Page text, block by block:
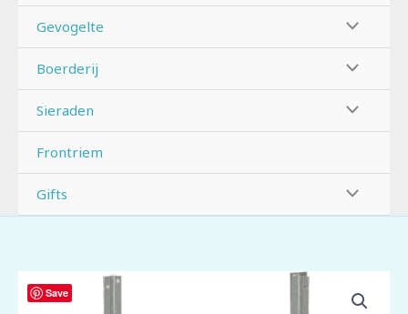
Gevogelte
Boerderij
Sieraden
Frontriem
Gifts
Save
Gaun
Pluimvee